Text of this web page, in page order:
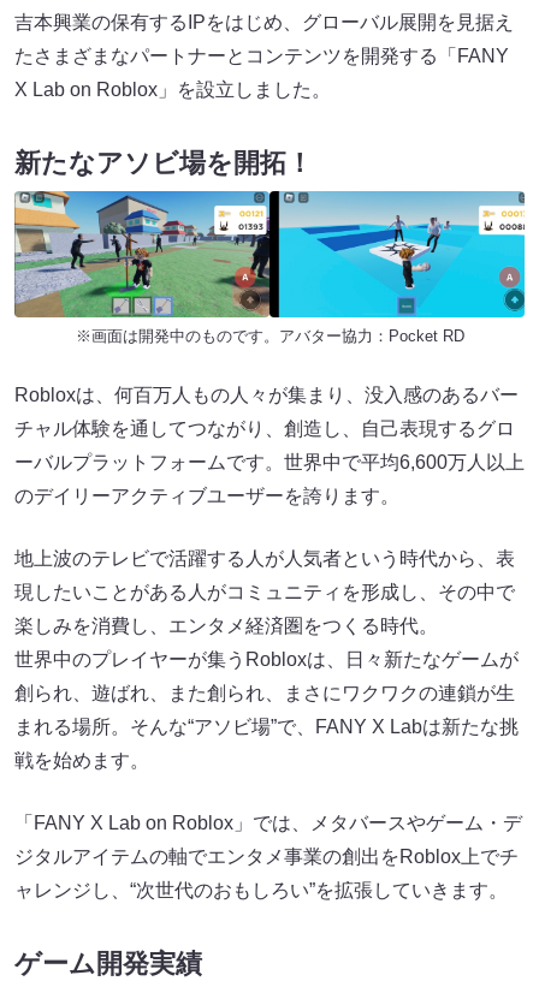
吉本興業の保有するIPをはじめ、グローバル展開を見据え
たさまざまなパートナーとコンテンツを開発する「FANY
X Lab on Roblox」を設立しました。
新たなアソビ場を開拓！
※画面は開発中のものです。アバター協力：Pocket RD
Robloxは、何百万人もの人々が集まり、没入感のあるバー
チャル体験を通してつながり、創造し、自己表現するグロ
ーバルプラットフォームです。世界中で平均6,600万人以上
のデイリーアクティブユーザーを誇ります。
地上波のテレビで活躍する人が人気者という時代から、表
現したいことがある人がコミュニティを形成し、その中で
楽しみを消費し、エンタメ経済圏をつくる時代。
世界中のプレイヤーが集うRobloxは、日々新たなゲームが
創られ、遊ばれ、また創られ、まさにワクワクの連鎖が生
まれる場所。そんな“アソビ場”で、FANY X Labは新たな挑
戦を始めます。
「FANY X Lab on Roblox」では、メタバースやゲーム・デ
ジタルアイテムの軸でエンタメ事業の創出をRoblox上でチ
ャレンジし、“次世代のおもしろい”を拡張していきます。
ゲーム開発実績